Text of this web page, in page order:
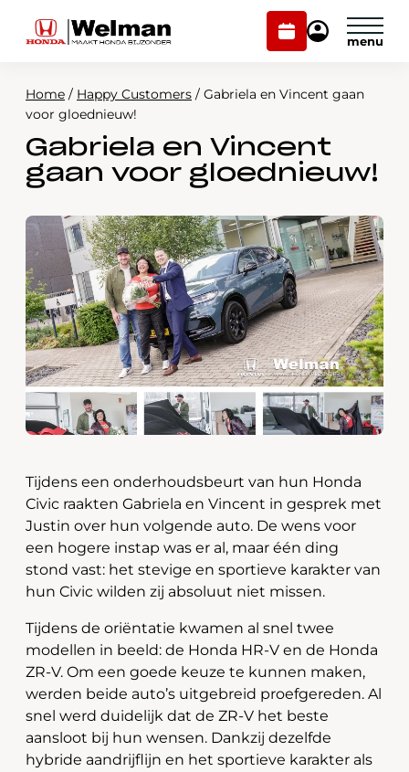
Plan
onderhoud
Mijn
Modellen
Voorraad
Over ons
Webshop
Contact
Plan onderhoud
Home / Happy Customers / Gabriela en Vincent gaan
voor gloednieuw!
Gabriela en Vincent
gaan voor gloednieuw!
Tijdens een onderhoudsbeurt van hun Honda
Civic raakten Gabriela en Vincent in gesprek met
Justin over hun volgende auto. De wens voor
een hogere instap was er al, maar één ding
stond vast: het stevige en sportieve karakter van
hun Civic wilden zij absoluut niet missen.
Tijdens de oriëntatie kwamen al snel twee
modellen in beeld: de Honda HR-V en de Honda
ZR-V. Om een goede keuze te kunnen maken,
werden beide auto’s uitgebreid proefgereden. Al
snel werd duidelijk dat de ZR-V het beste
aansloot bij hun wensen. Dankzij dezelfde
hybride aandrijflijn en het sportieve karakter als